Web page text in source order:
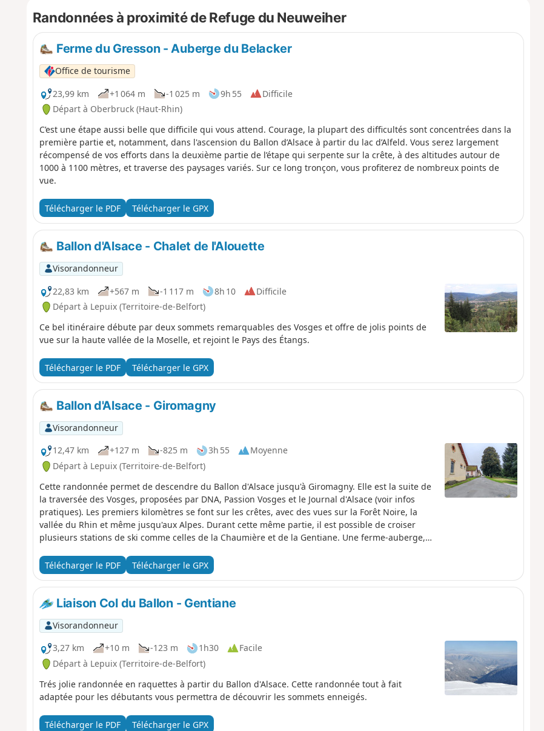
Randonnées à proximité de Refuge du Neuweiher
Ferme du Gresson - Auberge du Belacker
Office de tourisme
23,99 km
+1 064 m -1 025 m 9h 55
Difficile
Départ à Oberbruck (Haut-Rhin)
C’est une étape aussi belle que difficile qui vous attend. Courage, la plupart des difficultés sont concentrées dans la
première partie et, notamment, dans l'ascension du Ballon d’Alsace à partir du lac d’Alfeld. Vous serez largement
récompensé de vos efforts dans la deuxième partie de l’étape qui serpente sur la crête, à des altitudes autour de
1000 à 1100 mètres, et traverse des paysages variés. Sur ce long tronçon, vous profiterez de nombreux points de
vue.
Télécharger le PDF Télécharger le GPX
Ballon d'Alsace - Chalet de l'Alouette
Visorandonneur
22,83 km
+567 m -1 117 m 8h 10
Difficile
Départ à Lepuix (Territoire-de-Belfort)
Ce bel itinéraire débute par deux sommets remarquables des Vosges et offre de jolis points de
vue sur la haute vallée de la Moselle, et rejoint le Pays des Étangs.
Télécharger le PDF Télécharger le GPX
Ballon d'Alsace - Giromagny
Visorandonneur
12,47 km
+127 m -825 m 3h 55
Moyenne
Départ à Lepuix (Territoire-de-Belfort)
Cette randonnée permet de descendre du Ballon d'Alsace jusqu'à Giromagny. Elle est la suite de
la traversée des Vosges, proposées par DNA, Passion Vosges et le Journal d'Alsace (voir infos
pratiques). Les premiers kilomètres se font sur les crêtes, avec des vues sur la Forêt Noire, la
vallée du Rhin et même jusqu'aux Alpes. Durant cette même partie, il est possible de croiser
plusieurs stations de ski comme celles de la Chaumière et de la Gentiane. Une ferme-auberge,
niquer librement. Ensuite, la descente se poursuit, parfois plus fortement que d'autres. L'arrivée
à Giromagny se fait avec des vues qui portent sur la ville de Belfort.
Télécharger le PDF Télécharger le GPX
Liaison Col du Ballon - Gentiane
Visorandonneur
3,27 km
+10 m -123 m 1h30
Facile
Départ à Lepuix (Territoire-de-Belfort)
Trés jolie randonnée en raquettes à partir du Ballon d'Alsace. Cette randonnée tout à fait
adaptée pour les débutants vous permettra de découvrir les sommets enneigés.
Télécharger le PDF Télécharger le GPX